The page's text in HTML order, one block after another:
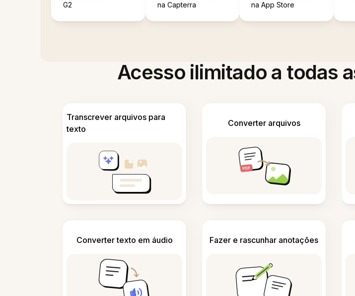
G2
na Capterra
na App Store
Acesso ilimitado a todas
Transcrever arquivos para
texto
Converter arquivos
Converter texto em áudio Fazer e rascunhar anotações